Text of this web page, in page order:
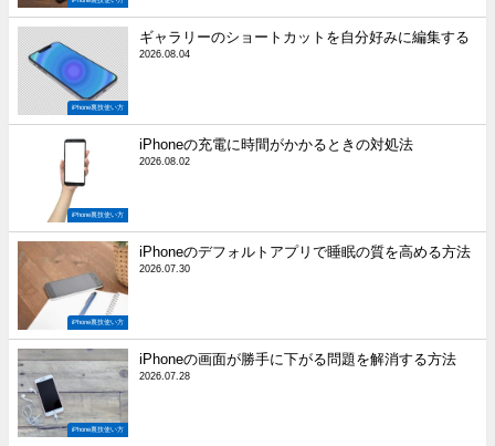
iPhone裏技使い方
ギャラリーのショートカットを自分好みに編集する
2026.08.04
iPhone裏技使い方
iPhoneの充電に時間がかかるときの対処法
2026.08.02
iPhone裏技使い方
iPhoneのデフォルトアプリで睡眠の質を高める方法
2026.07.30
iPhone裏技使い方
iPhoneの画面が勝手に下がる問題を解消する方法
2026.07.28